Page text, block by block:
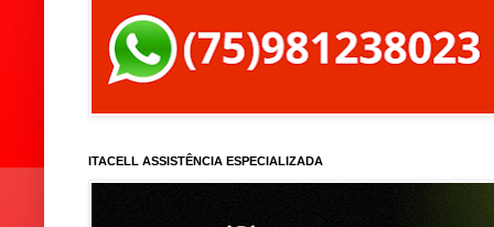
ITACELL ASSISTÊNCIA ESPECIALIZADA